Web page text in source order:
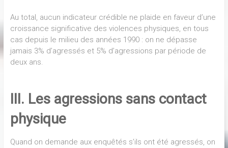
Au total, aucun indicateur crédible ne plaide en faveur d’une
croissance significative des violences physiques, en tous
cas depuis le milieu des années 1990 : on ne dépasse
jamais 3% d’agressés et 5% d’agressions par période de
deux ans.
III. Les agressions sans contact
physique
Quand on demande aux enquêtés s’ils ont été agressés, on